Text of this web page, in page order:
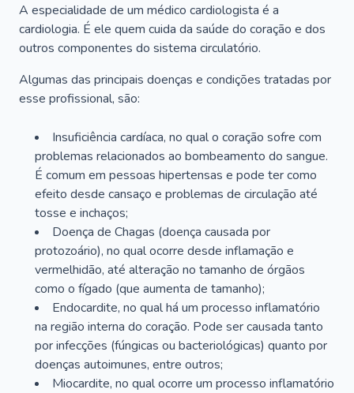
A especialidade de um médico cardiologista é a
cardiologia. É ele quem cuida da saúde do coração e dos
outros componentes do sistema circulatório.
Algumas das principais doenças e condições tratadas por
esse profissional, são:
Insuficiência cardíaca, no qual o coração sofre com
problemas relacionados ao bombeamento do sangue.
É comum em pessoas hipertensas e pode ter como
efeito desde cansaço e problemas de circulação até
tosse e inchaços;
Doença de Chagas (doença causada por
protozoário), no qual ocorre desde inflamação e
vermelhidão, até alteração no tamanho de órgãos
como o fígado (que aumenta de tamanho);
Endocardite, no qual há um processo inflamatório
na região interna do coração. Pode ser causada tanto
por infecções (fúngicas ou bacteriológicas) quanto por
doenças autoimunes, entre outros;
Miocardite, no qual ocorre um processo inflamatório